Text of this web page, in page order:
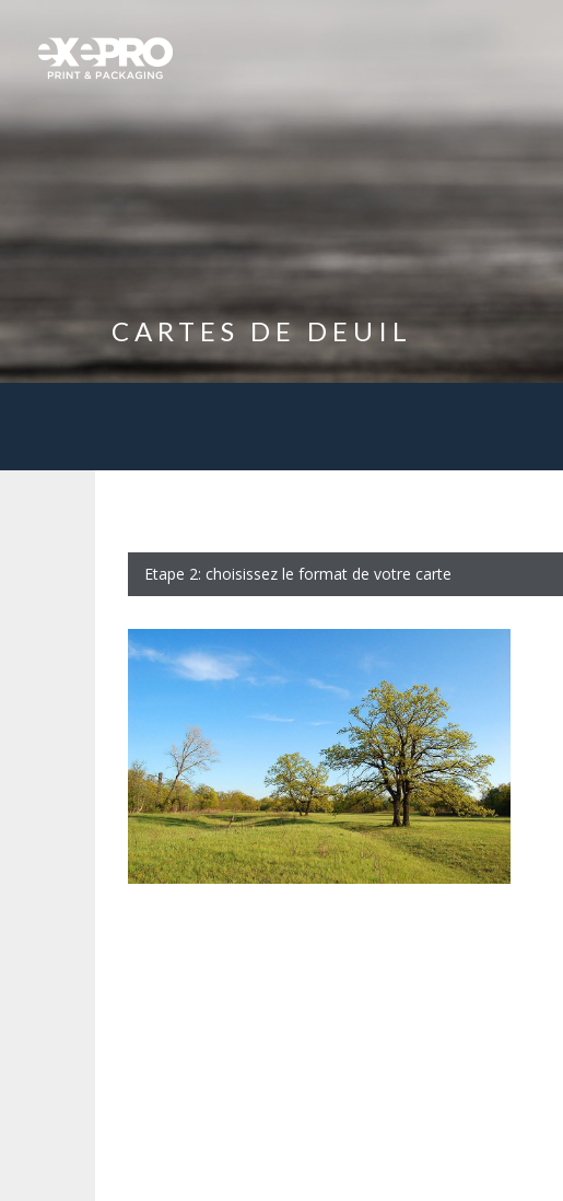
CARTES DE DEUIL
Etape 2: choisissez le format de votre carte